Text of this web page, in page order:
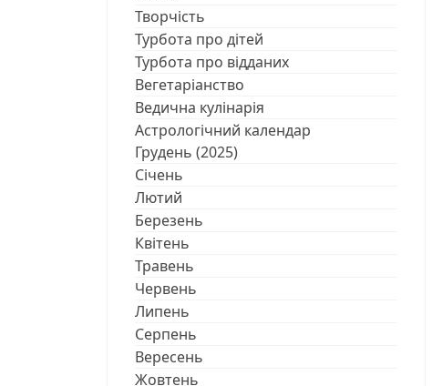
Творчість
Турбота про дітей
Турбота про відданих
Вегетаріанство
Ведична кулінарія
Астрологічний календар
Грудень (2025)
Січень
Лютий
Березень
Квітень
Травень
Червень
Липень
Серпень
Вересень
Жовтень